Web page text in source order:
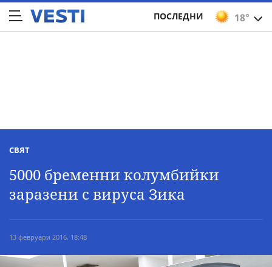
18°
ПОСЛЕДНИ
СВЯТ
5000 бременни колумбийки
заразени с вируса Зика
13 февруари 2016, 18:48